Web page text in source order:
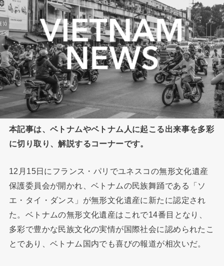
本記事は、ベトナムやベトナム人に起こる出来事を多彩
に切り取り、解説するコーナーです。
12月15日にフランス・パリでユネスコの無形文化遺産
保護委員会が開かれ、ベトナムの民族舞踊である「ソ
エ・タイ・ダンス」が無形文化遺産に新たに認定され
た。ベトナムの無形文化遺産はこれで14番目となり、
多彩で豊かな民族文化の実情が国際社会に認められたこ
とであり、ベトナム国内でも喜びの報道が相次いだ。